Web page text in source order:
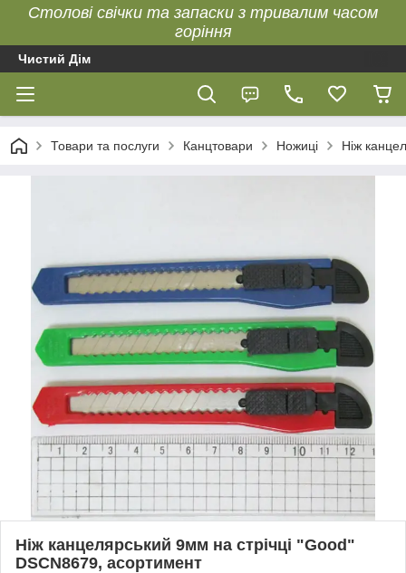
Столові свічки та запаски з тривалим часом
горіння
Чистий Дім
Товари та послуги Канцтовари Ножиці Ніж
Ніж канцелярський 9мм на стрічці "Good"
DSCN8679, асортимент